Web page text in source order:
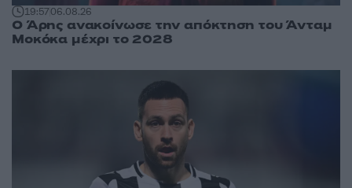
19:5706.08.26
Ο Άρης ανακοίνωσε την απόκτηση του Άνταμ
Μοκόκα μέχρι το 2028